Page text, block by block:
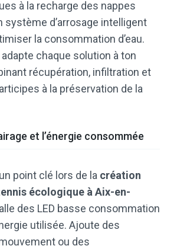
à la recharge des nappes
système d’arrosage intelligent
la consommation d’eau.
chaque solution à ton
récupération, infiltration et
à la préservation de la
et l’énergie consommée
point clé lors de la création
écologique à Aix-en-
des LED basse consommation
utilisée. Ajoute des
ou des